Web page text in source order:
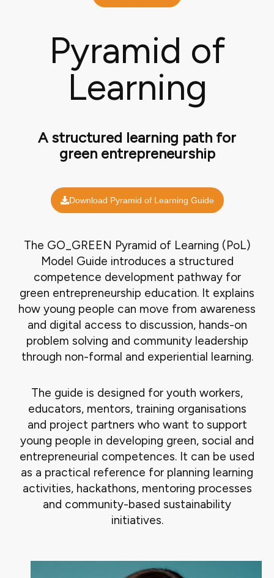
Pyramid of
Learning
A structured learning path for
green entrepreneurship
Download Pyramid of Learning Guide
The GO_GREEN Pyramid of Learning (PoL)
Model Guide introduces a structured
competence development pathway for
green entrepreneurship education. It explains
how young people can move from awareness
and digital access to discussion, hands-on
problem solving and community leadership
through non-formal and experiential learning.
The guide is designed for youth workers,
educators, mentors, training organisations
and project partners who want to support
young people in developing green, social and
entrepreneurial competences. It can be used
as a practical reference for planning learning
activities, hackathons, mentoring processes
and community-based sustainability
initiatives.